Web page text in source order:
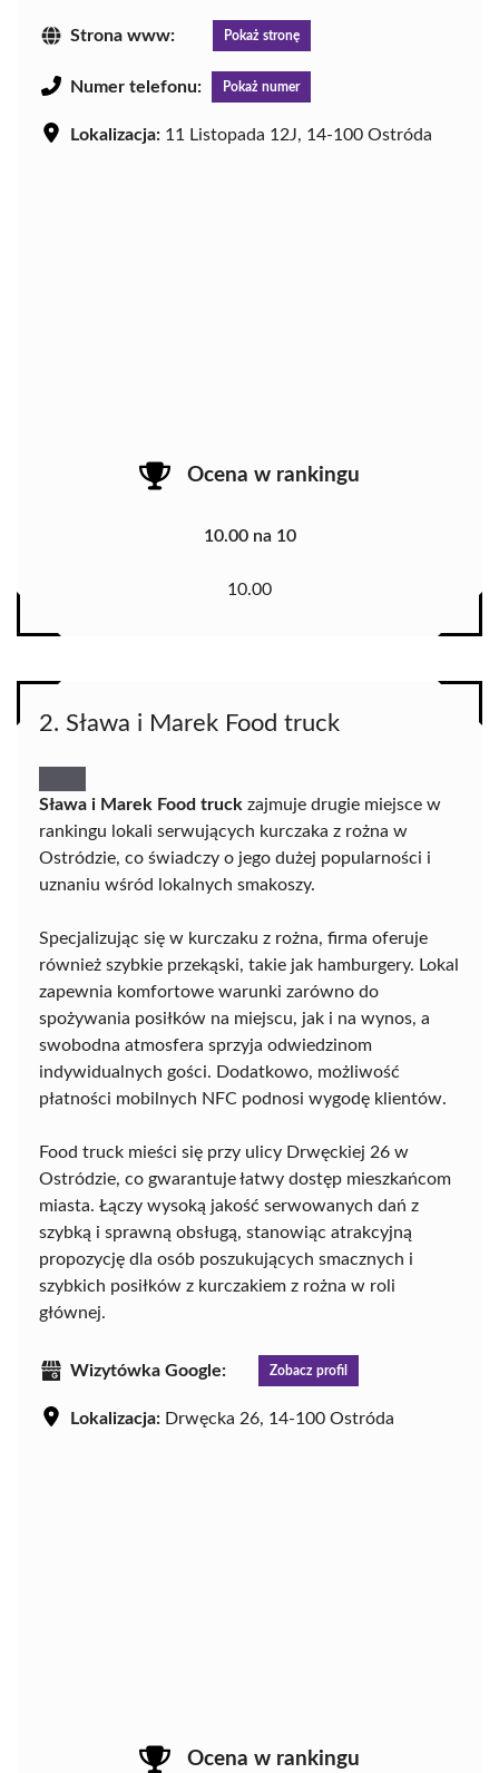
Strona www: Pokaż stronę
Numer telefonu: Pokaż numer
Lokalizacja: 11 Listopada 12J, 14-100 Ostróda
Ocena w rankingu
10.00 na 10
10.00
2. Sława i Marek Food truck
Sława i Marek Food truck zajmuje drugie miejsce w
rankingu lokali serwujących kurczaka z rożna w
Ostródzie, co świadczy o jego dużej popularności i
uznaniu wśród lokalnych smakoszy.
Specjalizując się w kurczaku z rożna, firma oferuje
również szybkie przekąski, takie jak hamburgery. Lokal
zapewnia komfortowe warunki zarówno do
spożywania posiłków na miejscu, jak i na wynos, a
swobodna atmosfera sprzyja odwiedzinom
indywidualnych gości. Dodatkowo, możliwość
płatności mobilnych NFC podnosi wygodę klientów.
Food truck mieści się przy ulicy Drwęckiej 26 w
Ostródzie, co gwarantuje łatwy dostęp mieszkańcom
miasta. Łączy wysoką jakość serwowanych dań z
szybką i sprawną obsługą, stanowiąc atrakcyjną
propozycję dla osób poszukujących smacznych i
szybkich posiłków z kurczakiem z rożna w roli
głównej.
Wizytówka Google: Zobacz profil
Lokalizacja: Drwęcka 26, 14-100 Ostróda
Ocena w rankingu